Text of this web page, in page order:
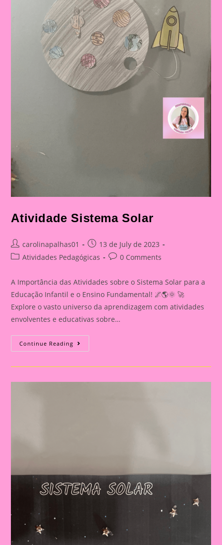
Atividade Sistema Solar
Post
author:
carolinapalhas01
Post
published:
13 de July de 2023
PostAtividades Pedagógicas
Post0 Comments
A Importância das Atividades sobre o Sistema Solar para a
Educação Infantil e o Ensino Fundamental! 🌌🌎🌞 🚀
Explore o vasto universo da aprendizagem com atividades
envolventes e educativas sobre…
Continue Reading Atividade
Sistema